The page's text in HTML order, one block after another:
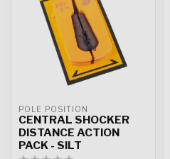
POLE POSITION
CENTRAL SHOCKER
DISTANCE ACTION
PACK - SILT